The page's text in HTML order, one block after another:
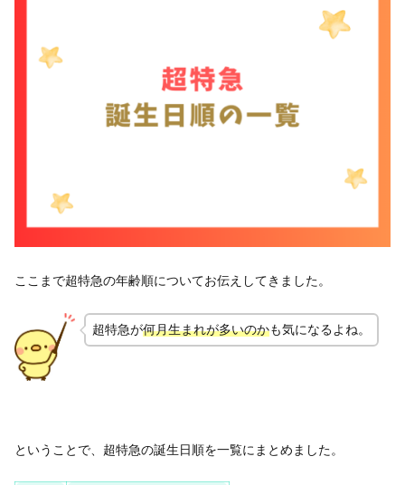
ここまで超特急の年齢順についてお伝えしてきました。
超特急が何月生まれが多いのかも気になるよね。
ということで、超特急の誕生日順を一覧にまとめました。